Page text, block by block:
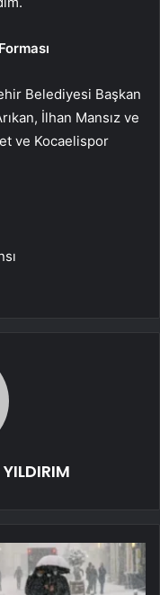
Belediyesi Başkan
İlhan Mansız ve
ve Kocaelispor